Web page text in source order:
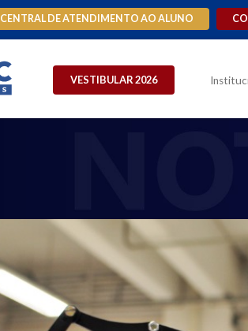
CENTRAL DE ATENDIMENTO AO ALUNO
VESTIBULAR 2026